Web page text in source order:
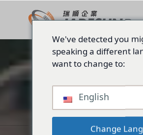
We've detected you
speaking a different
want to change to:
English
Change